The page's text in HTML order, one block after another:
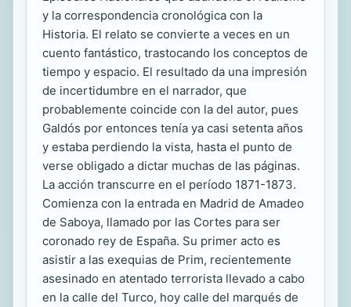
y la correspondencia cronológica con la
Historia. El relato se convierte a veces en un
cuento fantástico, trastocando los conceptos de
tiempo y espacio. El resultado da una impresión
de incertidumbre en el narrador, que
probablemente coincide con la del autor, pues
Galdós por entonces tenía ya casi setenta años
y estaba perdiendo la vista, hasta el punto de
verse obligado a dictar muchas de las páginas.
La acción transcurre en el período 1871-1873.
Comienza con la entrada en Madrid de Amadeo
de Saboya, llamado por las Cortes para ser
coronado rey de España. Su primer acto es
asistir a las exequias de Prim, recientemente
asesinado en atentado terrorista llevado a cabo
en la calle del Turco, hoy calle del marqués de